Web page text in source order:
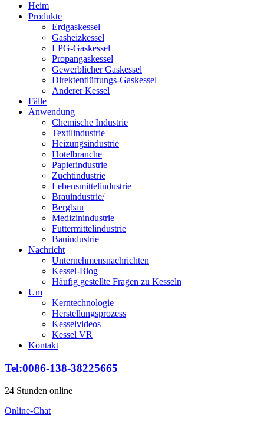
Heim
Produkte
Erdgaskessel
Gasheizkessel
LPG-Gaskessel
Propangaskessel
Gewerblicher Gaskessel
Direktentlüftungs-Gaskessel
Anderer Kessel
Fälle
Anwendung
Chemische Industrie
Textilindustrie
Heizungsindustrie
Hotelbranche
Papierindustrie
Zuchtindustrie
Lebensmittelindustrie
Brauindustrie/
Bergbau
Medizinindustrie
Futtermittelindustrie
Bauindustrie
Nachricht
Unternehmensnachrichten
Kessel-Blog
Häufig gestellte Fragen zu Kesseln
Um
Kerntechnologie
Herstellungsprozess
Kesselvideos
Kessel VR
Kontakt
Tel:0086-138-38225665
24 Stunden online
Online-Chat